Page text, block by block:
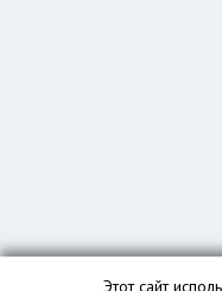
Этот сайт